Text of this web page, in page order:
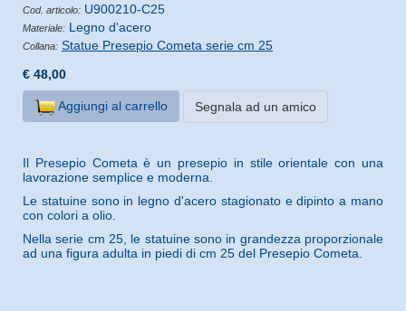
Cod. articolo: U900210-C25
Materiale: Legno d'acero
Collana: Statue Presepio Cometa serie cm 25
€ 48,00
Aggiungi al carrello Segnala ad un amico
Il Presepio Cometa è un presepio in stile orientale con una
lavorazione semplice e moderna.
Le statuine sono in legno d'acero stagionato e dipinto a mano
con colori a olio.
Nella serie cm 25, le statuine sono in grandezza proporzionale
ad una figura adulta in piedi di cm 25 del Presepio Cometa.